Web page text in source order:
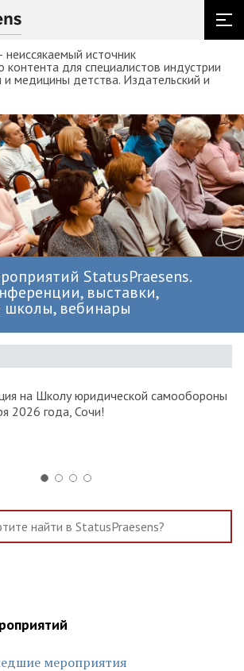
неиссякаемый источник
контента для специалистов индустрии
и медицины детства. Издательский и
StatusPraesens.
выставки,
школы, вебинары
на Школу юридической самообороны
2026 года, Сочи!
мероприятия